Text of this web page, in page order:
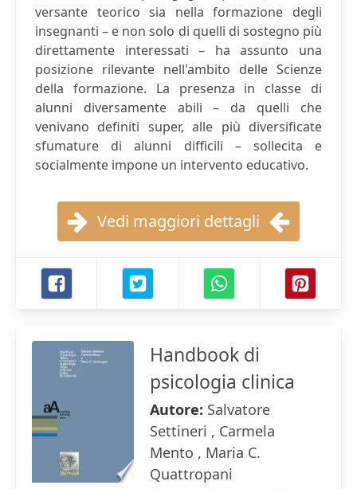
versante teorico sia nella formazione degli
insegnanti – e non solo di quelli di sostegno più
direttamente interessati – ha assunto una
posizione rilevante nell'ambito delle Scienze
della formazione. La presenza in classe di
alunni diversamente abili – da quelli che
venivano definiti super, alle più diversificate
sfumature di alunni difficili – sollecita e
socialmente impone un intervento educativo.
Vedi maggiori dettagli
Handbook di
psicologia clinica
Autore: Salvatore
Settineri , Carmela
Mento , Maria C.
Quattropani